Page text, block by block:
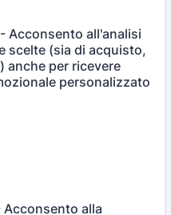
- Acconsento all'analisi
scelte (sia di acquisto,
anche per ricevere
personalizzato
Acconsento alla